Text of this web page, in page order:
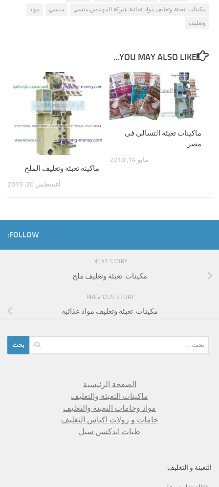
مكينات تعبئة وتغليف مواد غذائية شركة المهندس منسي
منسي
مواد
وتغليف
YOU MAY ALSO LIKE...
ماكينه تعبئة وتغليف الملح
أغسطس 20, 2019
ماكينات تعبئة التسالى فى
مصر
مايو 14, 2018
FOLLOW:
NEXT STORY
مكينات تعبئة وتغليف ملح
PREVIOUS STORY
مكينات تعبئة وتغليف مواد غذائية
عن:
الصفحة الرئيسية
ماكينات التعبئة والتغليف
مواد وخامات التعبئة والتغليف
خامات و رولات اكياس التغليف
طبات اندكشن سيل
التعبئة و التغليف